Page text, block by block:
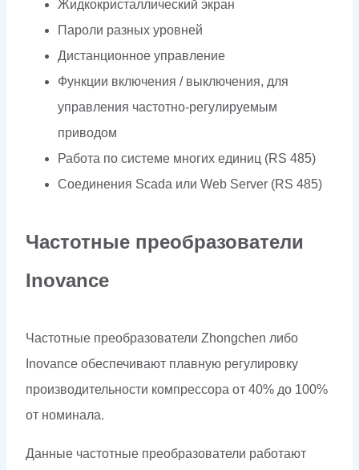
Жидкокристаллический экран
Пароли разных уровней
Дистанционное управление
Функции включения / выключения, для
управления частотно-регулируемым
приводом
Работа по системе многих единиц (RS 485)
Соединения Scada или Web Server (RS 485)
Частотные преобразователи
Inovance
Частотные преобразователи Zhongchen либо
Inovance обеспечивают плавную регулировку
производительности компрессора от 40% до 100%
от номинала.
Данные частотные преобразователи работают